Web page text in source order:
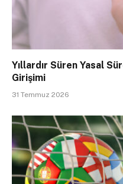
Yıllardır Süren Yasal
Girişimi
31 Temmuz 2026